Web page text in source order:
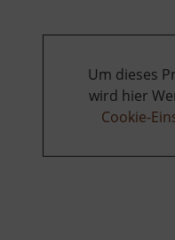
Um dieses
wird hier
Cookie-